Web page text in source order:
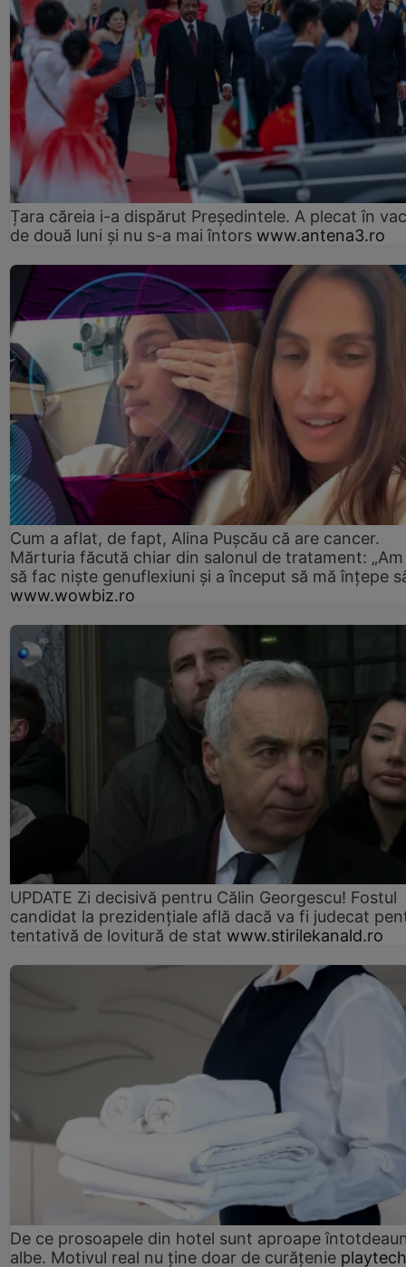
Țara căreia i-a dispărut Președintele. A plecat în
de două luni și nu s-a mai întors www.antena3.ro
Cum a aflat, de fapt, Alina Pușcău că are cancer.
Mărturia făcută chiar din salonul de tratament:
să fac niște genuflexiuni și a început să mă înțepe
www.wowbiz.ro
UPDATE Zi decisivă pentru Călin Georgescu! Fostul
candidat la prezidențiale află dacă va fi judecat
tentativă de lovitură de stat www.stirilekanald.ro
De ce prosoapele din hotel sunt aproape
albe. Motivul real nu ține doar de curățenie